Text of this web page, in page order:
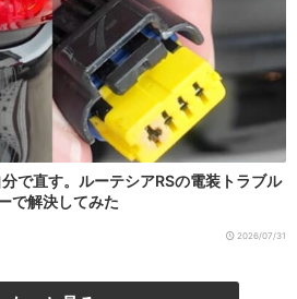
で直す。ルーテシアRSの電装トラブル
で解決してみた
2026/07/31